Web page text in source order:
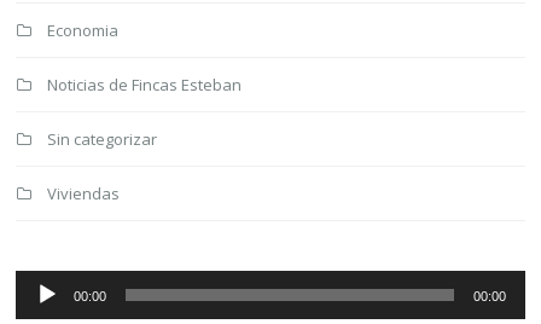
Economia
Noticias de Fincas Esteban
Sin categorizar
Viviendas
Reproductor
audio
00:00 00:00